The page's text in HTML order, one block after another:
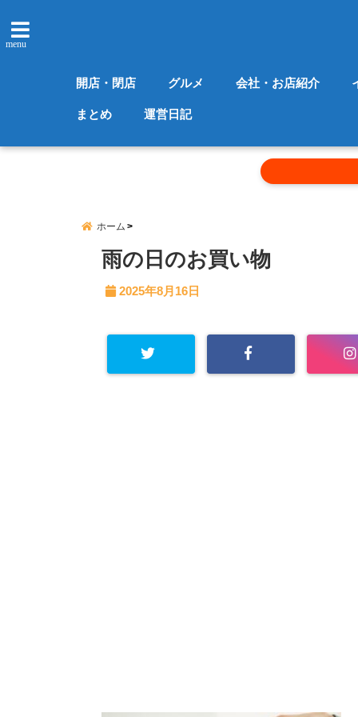
menu
開店・閉店 グルメ 会社・お店紹介
まとめ 運営日記
ホーム
雨の日のお買い物
2025年8月16日